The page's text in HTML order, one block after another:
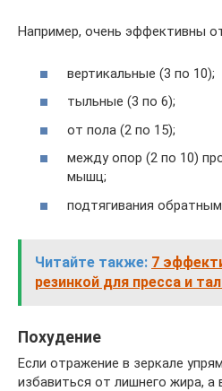
Например, очень эффективны
вертикальные (3 по 10);
тыльные (3 по 6);
от пола (2 по 15);
между опор (2 по 10)
мышц;
подтягивания
Читайте также: 7
резинкой для пресса и
Похудение
Если отражение в зеркале
избавиться от лишнего жира, а